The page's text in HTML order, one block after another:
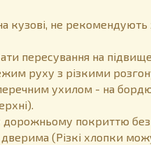
кузові, не
пересування на
руху з різкими
ухилом - на
покриттю без
(Різкі хлопки